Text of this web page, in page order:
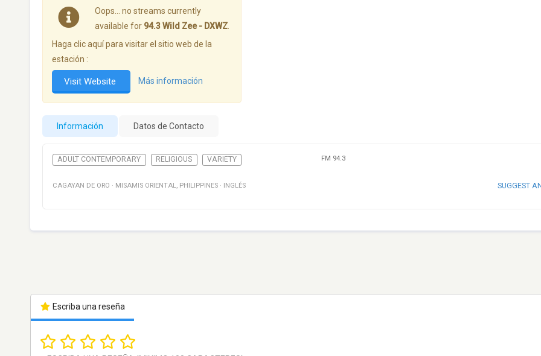
Oops… no streams currently
available for 94.3 Wild Zee - DXWZ
Haga clic aquí para visitar el sitio web de la
estación :
Visit Website Más información
Información Datos de Contacto
ADULT CONTEMPORARY RELIGIOUS VARIETY FM 94.3
CAGAYAN DE ORO · MISAMIS ORIENTAL, PHILIPPINES · INGLÉS SUGGEST
Escriba una reseña